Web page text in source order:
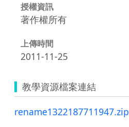
授權資訊
著作權所有
上傳時間
2011-11-25
教學資源檔案連結
rename1322187711947.zip